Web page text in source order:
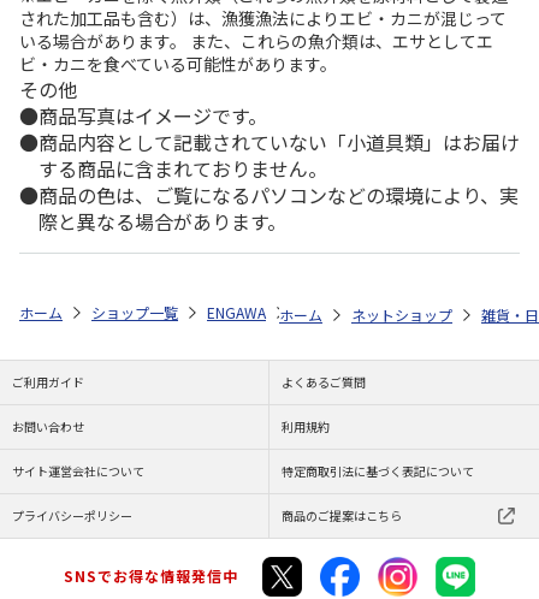
された加工品も含む）は、漁獲漁法によりエビ・カニが混じって
いる場合があります。 また、これらの魚介類は、エサとしてエ
ビ・カニを食べている可能性があります。
その他
商品写真はイメージです。
商品内容として記載されていない「小道具類」はお届け
する商品に含まれておりません。
商品の色は、ご覧になるパソコンなどの環境により、実
際と異なる場合があります。
ホーム ショップ一覧 ENGAWA 「スタンドマイヒーローズ」9th
ホーム ネットショップ 雑貨・
ご利用ガイド よくあるご質問
お問い合わせ 利用規約
サイト運営会社について 特定商取引法に基づく表記について
プライバシーポリシー 商品のご提案はこちら
SNSでお得な情報発信中